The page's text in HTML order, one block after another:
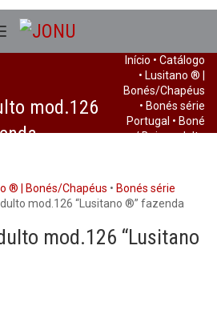
mod.126
Início • Catálogo
• Lusitano ® |
Bonés/Chapéus
• Bonés série
Portugal • Boné
/ Boina adulto
fazenda
® | Bonés/Chapéus • Bonés série
mod.126 “Lusitano ®” fazenda
mod.126 “Lusitano